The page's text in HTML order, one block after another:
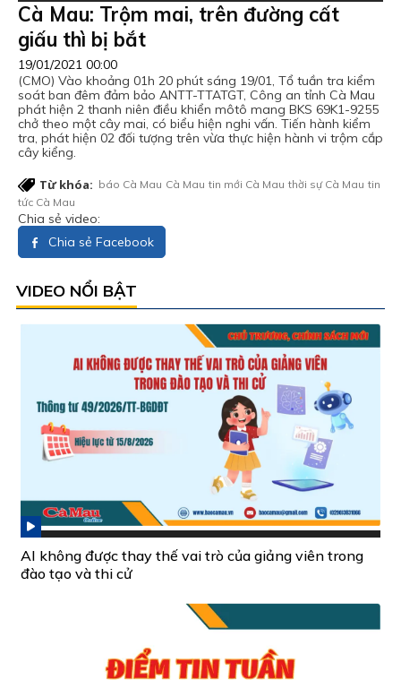
Cà Mau: Trộm mai, trên đường cất
giấu thì bị bắt
19/01/2021 00:00
(CMO) Vào khoảng 01h 20 phút sáng 19/01, Tổ tuần tra kiểm
soát ban đêm đảm bảo ANTT-TTATGT, Công an tỉnh Cà Mau
phát hiện 2 thanh niên điều khiển môtô mang BKS 69K1-9255
chở theo một cây mai, có biểu hiện nghi vấn. Tiến hành kiểm
tra, phát hiện 02 đối tượng trên vừa thực hiện hành vi trộm cắp
cây kiểng.
Từ khóa: báo Cà Mau Cà Mau tin mới Cà Mau thời sự Cà Mau tin
tức Cà Mau
Chia sẻ video:
Chia sẻ Facebook
VIDEO NỔI BẬT
AI không được thay thế vai trò của giảng viên trong
đào tạo và thi cử